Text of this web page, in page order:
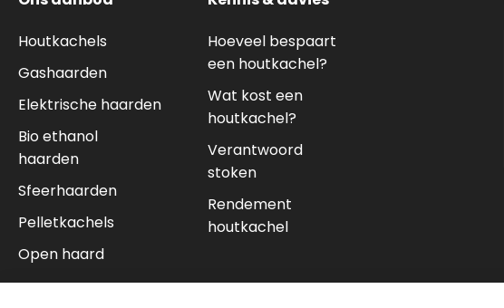
Houtkachels
Gashaarden
Elektrische haarden
Bio ethanol
haarden
Sfeerhaarden
Pelletkachels
Open haard
Hoeveel bespaart
een houtkachel?
Wat kost een
houtkachel?
Verantwoord
stoken
Rendement
houtkachel